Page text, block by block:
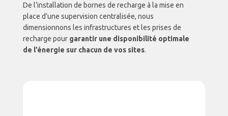
De l’installation de bornes de recharge à la mise en
place d’une supervision centralisée, nous
dimensionnons les infrastructures et les prises de
recharge pour garantir une disponibilité optimale
de l’énergie sur chacun de vos sites.